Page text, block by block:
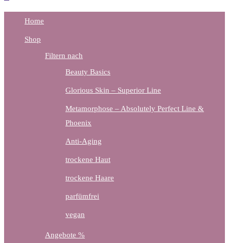
Home
Shop
Filtern nach
Beauty Basics
Glorious Skin – Superior Line
Metamorphose – Absolutely Perfect Line &
Phoenix
Anti-Aging
trockene Haut
trockene Haare
parfümfrei
vegan
Angebote %